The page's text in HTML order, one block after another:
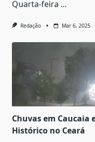
Quarta-feira ...
Redação Mar 6, 2025
Chuvas em Caucaia
Histórico no Ceará